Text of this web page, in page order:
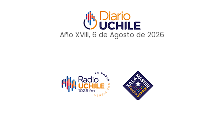
Año XVIII, 6 de Agosto de 2026